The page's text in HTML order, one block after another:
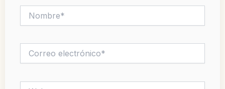
electrónico*